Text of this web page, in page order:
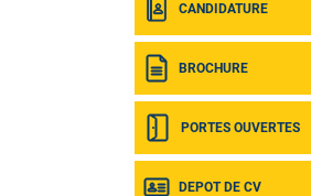
CANDIDATURE
BROCHURE
PORTES OUVERTES
DEPOT DE CV